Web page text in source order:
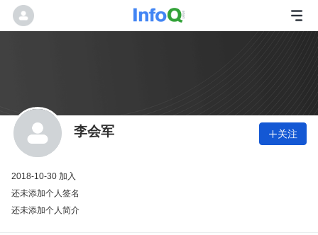
李会军 关注
2018-10-30 加入
还未添加个人签名
还未添加个人简介